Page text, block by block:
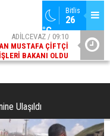
Bitlis
26
°C
ADİLCEVAZ / 09:10
MUSTAFA ÇIFTÇI
BAKANI OLDU
Ulaşıldı